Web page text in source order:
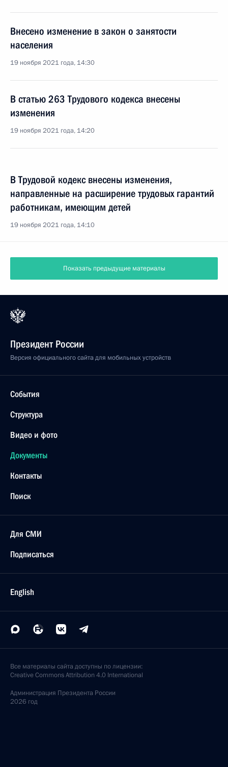
Внесено изменение в закон о занятости
населения
19 ноября 2021 года, 14:30
В статью 263 Трудового кодекса внесены
изменения
19 ноября 2021 года, 14:20
В Трудовой кодекс внесены изменения,
направленные на расширение трудовых гарантий
работникам, имеющим детей
19 ноября 2021 года, 14:10
Показать предыдущие материалы
Президент России
Версия официального сайта для мобильных устройств
События
Структура
Видео и фото
Документы
Контакты
Поиск
Для СМИ
Подписаться
English
Все материалы сайта доступны по лицензии:
Creative Commons Attribution 4.0 International
Администрация Президента России
2026 год